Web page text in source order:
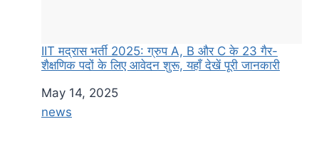
IIT मद्रास भर्ती 2025: ग्रुप A, B और C के 23 गैर-
शैक्षणिक पदों के लिए आवेदन शुरू, यहाँ देखें पूरी जानकारी
Date
May 14, 2025
In relation to
news